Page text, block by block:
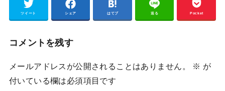
ツイート シェア はてブ 送る Pocket
コメントを残す
メールアドレスが公開されることはありません。 ※ が
付いている欄は必須項目です